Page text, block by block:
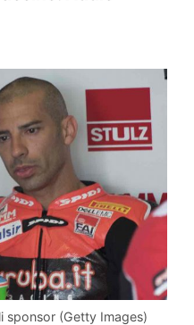
sponsor (Getty Images)